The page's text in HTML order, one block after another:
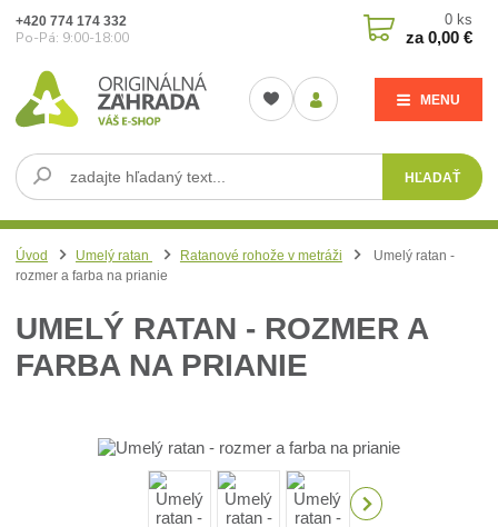
MENU
HĽADAŤ
+420 774 174 332
Po-Pá: 9:00-18:00
0 ks
za0,00 €
Úvod Umelý ratan Ratanové rohože v metráži
Umelý ratan -
rozmer a farba na prianie
UMELÝ RATAN - ROZMER A
FARBA NA PRIANIE